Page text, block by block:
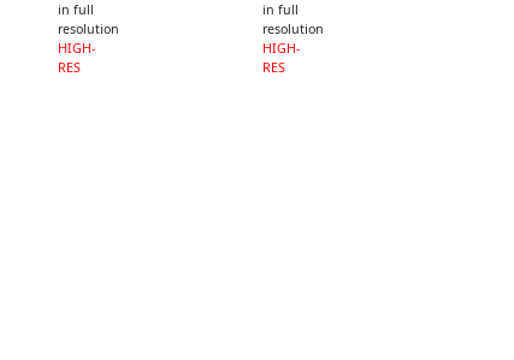
in full
resolution
HIGH-
RES
in full
resolution
HIGH-
RES